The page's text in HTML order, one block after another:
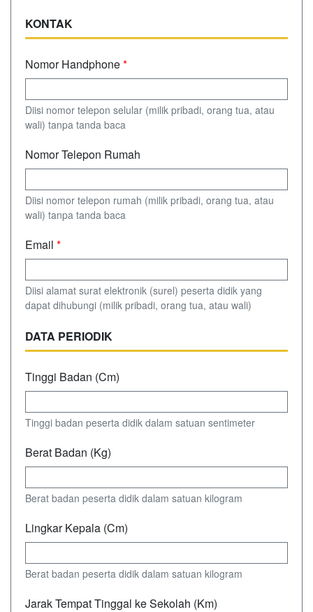
KONTAK
Nomor Handphone*
Diisi nomor telepon selular (milik pribadi, orang tua, atau
wali) tanpa tanda baca
Nomor Telepon Rumah
Diisi nomor telepon rumah (milik pribadi, orang tua, atau
wali) tanpa tanda baca
Email *
Diisi alamat surat elektronik (surel) peserta didik yang
dapat dihubungi (milik pribadi, orang tua, atau wali)
DATA PERIODIK
Tinggi Badan (Cm)
Tinggi badan peserta didik dalam satuan sentimeter
Berat Badan (Kg)
Berat badan peserta didik dalam satuan kilogram
Lingkar Kepala (Cm)
Berat badan peserta didik dalam satuan kilogram
Jarak Tempat Tinggal ke Sekolah (Km)